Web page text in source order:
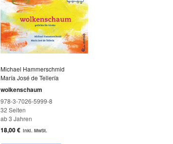
Michael Hammerschmid
María José de Tellería
wolkenschaum
978-3-7026-5999-8
32 Seiten
ab 3 Jahren
18,00€ inkl. MwSt.